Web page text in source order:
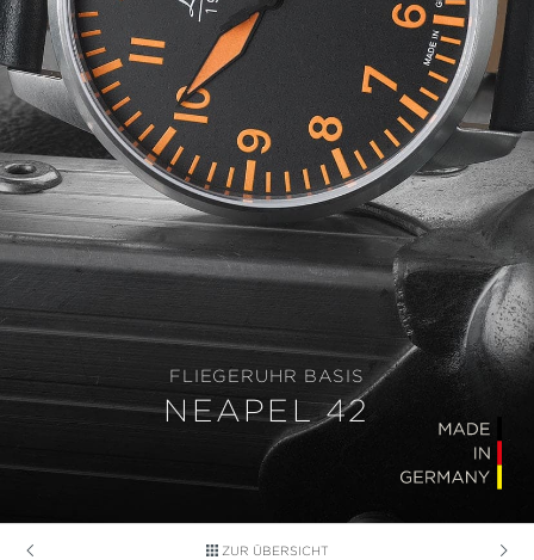
FLIEGERUHR BASIS
NEAPEL 42
ZUR ÜBERSICHT